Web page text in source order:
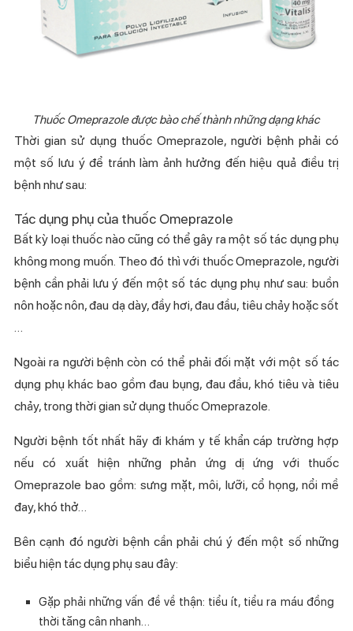
ThuốcOmeprazole được bào chế thành những dạng khác
Thời gian sử dụng thuốc Omeprazole, người bệnh phải có
một số lưu ý để tránh làm ảnh hưởng đến hiệu quả điều trị
bệnh như sau:
Tác dụng phụ của thuốc Omeprazole
Bất kỳ loại thuốc nào cũng có thể gây ra một số tác dụng phụ
không mong muốn. Theo đó thì với thuốc Omeprazole, người
bệnh cần phải lưu ý đến một số tác dụng phụ như sau: buồn
nôn hoặc nôn, đau dạ dày, đầy hơi, đau đầu, tiêu chảy hoặc sốt
…
Ngoài ra người bệnh còn có thể phải đối mặt với một số tác
dụng phụ khác bao gồm đau bụng, đau đầu, khó tiêu và tiêu
chảy, trong thời gian sử dụng thuốc Omeprazole.
Người bệnh tốt nhất hãy đi khám y tế khẩn cáp trường hợp
nếu có xuất hiện những phản ứng dị ứng với thuốc
Omeprazole bao gồm: sưng mặt, môi, lưỡi, cổ họng, nổi mề
đay, khó thở…
Bên cạnh đó người bệnh cần phải chú ý đến một số những
biểu hiện tác dụng phụ sau đây:
Gặp phải những vấn đề về thận: tiểu ít, tiểu ra máu đồng
thời tăng cân nhanh…